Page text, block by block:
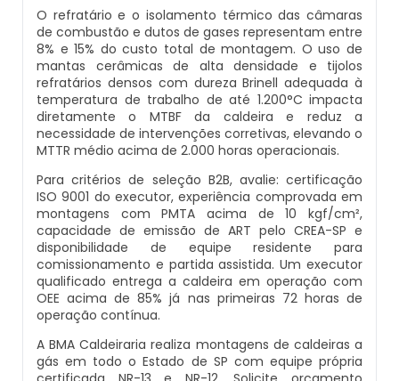
Comprar Caldeira
Controle E Automação De Caldeiras
Curso De Segurança Na Operação De
Caldeiras
Curso Operação De Caldeira
Curso Treinamento De Segurança Na
Operação De Caldeiras
Economizador Para Caldeiras
Empresa De Serviços Caldeiraria
Inspeção Dimensional De Caldeiraria E
Tubulação
Inspeção Em Caldeiras
Inspeção Em Caldeiras Aquatubulares
Inspeção Nas Caldeiras
Inspeção Periodica Em Caldeiras
Manutenção E Inspeção De Caldeiras
Plano De Inspeção De Caldeiras
Montagem De Caldeiras A Vapor
Montagem De Caldeiras Preço
Montagem De Caldeiras A Gás
Montagem De Caldeiras A Lenha
Montagem De Caldeiras A Pellets
Montagem De Caldeiras De Aquecimento
Montagem De Caldeiras Empresa
Preço Montagem De Caldeira A Gás
Distribuidor De Caldeira A Vapor
Empresa De Caldeira A Vapor
Fabrica De Caldeira A Vapor
Ferro Com Caldeira A Vapor
Fornecedor De Caldeira A Vapor
Onde Comprar Caldeira A Vapor
Peças Para Caldeira A Vapor
Peças Para Caldeira A Gás
Queimador De Caldeira A Gás
Queimador Para Caldeira A Gás
Serviço De Manutenção Caldeira A Gás
Valor Caldeira A Gás
Venda Caldeira A Gás
Peças De Caldeiras
Melhor Caldeira Gás Natural
O refratário e o isolamento térmico das câmaras
de combustão e dutos de gases representam entre
8% e 15% do custo total de montagem. O uso de
mantas cerâmicas de alta densidade e tijolos
refratários densos com dureza Brinell adequada à
temperatura de trabalho de até 1.200°C impacta
diretamente o MTBF da caldeira e reduz a
necessidade de intervenções corretivas, elevando o
MTTR médio acima de 2.000 horas operacionais.
Para critérios de seleção B2B, avalie: certificação
ISO 9001 do executor, experiência comprovada em
montagens com PMTA acima de 10 kgf/cm²,
capacidade de emissão de ART pelo CREA-SP e
disponibilidade de equipe residente para
comissionamento e partida assistida. Um executor
qualificado entrega a caldeira em operação com
OEE acima de 85% já nas primeiras 72 horas de
operação contínua.
A BMA Caldeiraria realiza montagens de caldeiras a
gás em todo o Estado de SP com equipe própria